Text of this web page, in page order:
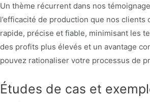
Un thème récurrent dans nos
l’efficacité de production que nos
rapide, précise et fiable, minimisant les
des profits plus élevés et un avantage
pouvez rationaliser votre processus de
Études de cas et